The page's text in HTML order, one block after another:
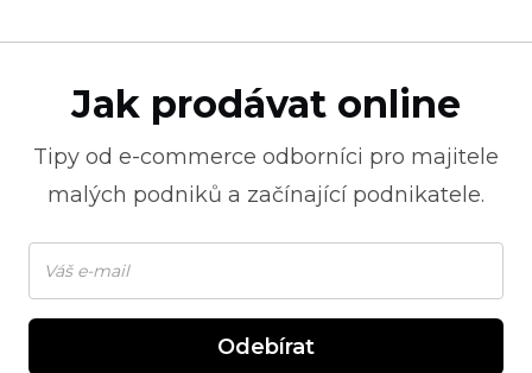
Jak prodávat online
Tipy od e-commerce odborníci pro majitele
malých podniků a začínající podnikatele.
Odebírat